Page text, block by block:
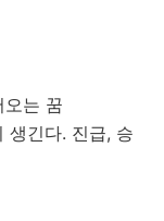
는 꿈
생긴다. 진급, 승